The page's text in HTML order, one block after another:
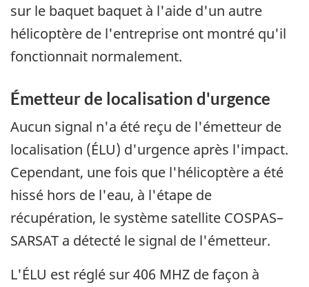
sur le baquet baquet à l'aide d'un autre
hélicoptère de l'entreprise ont montré qu'il
fonctionnait normalement.
Émetteur de localisation d'urgence
Aucun signal n'a été reçu de l'émetteur de
localisation (ÉLU) d'urgence après l'impact.
Cependant, une fois que l'hélicoptère a été
hissé hors de l'eau, à l'étape de
récupération, le système satellite COSPAS–
SARSAT a détecté le signal de l'émetteur.
L'ÉLU est réglé sur 406 MHZ de façon à